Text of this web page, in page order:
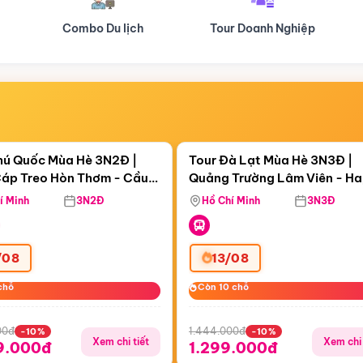
Tour Doanh Nghiệp Du lịch Hành Hương
04:05:42
Treo Hòn Thơm
Quốc Mùa Hè 3N2Đ |
Treo Hòn Thơm - Cầu
Viên Nước Aquatopia
Minh 3N2Đ
-10%
Xem chi tiết
Còn05 ngày 04:05:42
Tour Đà Lạt Mùa Hè 3N3Đ |
Quảng Trường Lâm Viên -
Hill - Puppy Farm
Hồ Chí Minh 3N3Đ
13/08
Còn 10 chỗ
Còn 10 chỗ
1.444.000đ -10%
1.299.000đ Xem